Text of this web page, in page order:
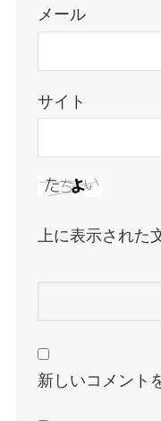
メール
サイト
上に表示された
新しいコメント